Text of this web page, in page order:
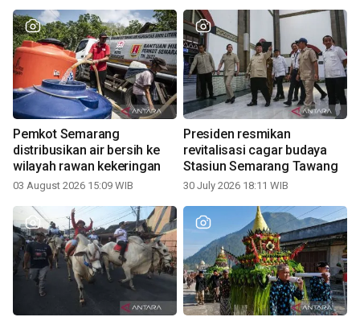
Pemkot Semarang
distribusikan air bersih ke
wilayah rawan kekeringan
03 August 2026 15:09 WIB
Presiden resmikan
revitalisasi cagar budaya
Stasiun Semarang Tawang
30 July 2026 18:11 WIB